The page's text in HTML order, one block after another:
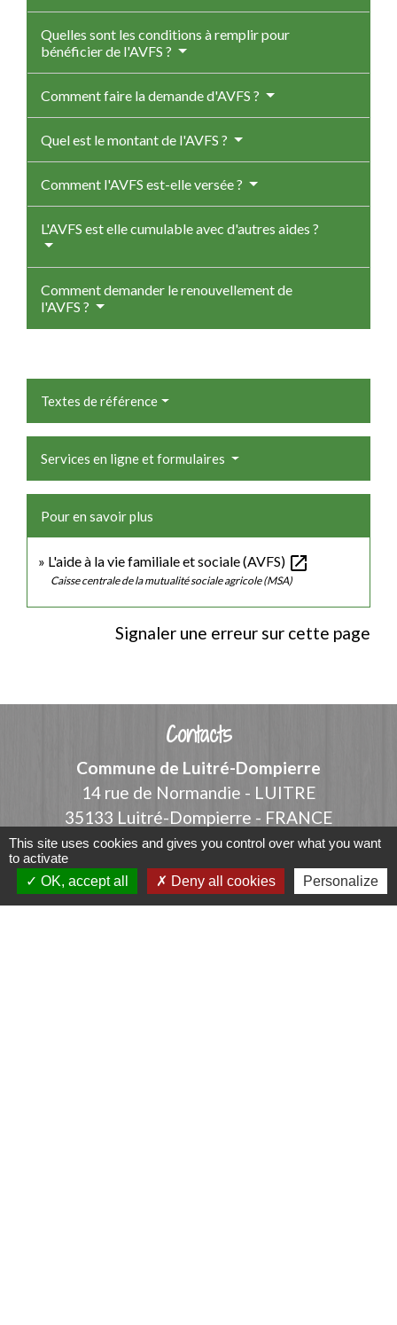
Quelles sont les conditions à remplir pour
bénéficier de l'AVFS ?
Comment faire la demande d'AVFS ?
Quel est le montant de l'AVFS ?
Comment l'AVFS est-elle versée ?
L'AVFS est elle cumulable avec d'autres aides ?
Comment demander le renouvellement de
l'AVFS ?
Textes de référence
Services en ligne et formulaires
Pour en savoir plus
L'aide à la vie familiale et sociale (AVFS) open_in_new
Caisse centrale de la mutualité sociale agricole (MSA)
Signaler une erreur sur cette page
Contacts
Commune de Luitré-Dompierre
14 rue de Normandie - LUITRE
35133 Luitré-Dompierre - FRANCE
+33 2 99 97 91 26
Contact par formulaire
This site uses cookies and gives you control over what you want
to activate
OK, accept all
Deny all cookies Personalize